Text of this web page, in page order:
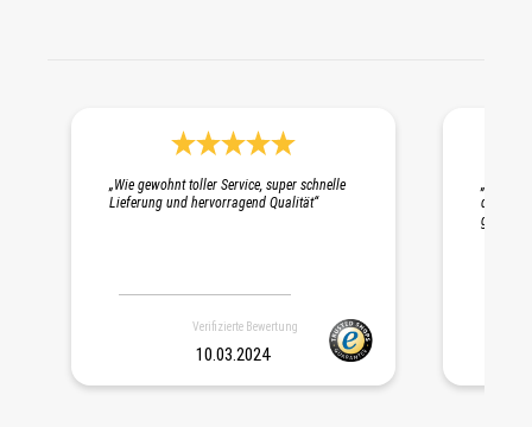
„Wie gewohnt toller Service, super schnelle
Lieferung und hervorragend Qualität“
Verifizierte Bewertung
10.03.2024
die
gepackt.